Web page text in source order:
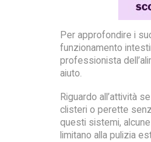
Per approfondire i
funzionamento
professionista
aiuto.
Riguardo all’attività
clisteri o perette
questi sistemi,
limitano alla pulizia